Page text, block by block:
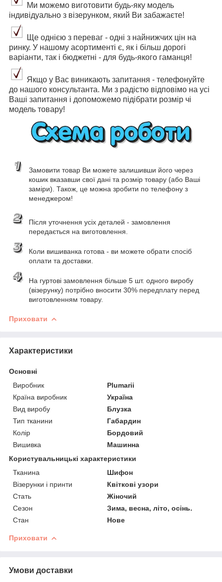
Ми можемо виготовити будь-яку модель
індивідуально з візерунком, який Ви забажаєте!
Ще однією з переваг - одні з найнижчих цін на
ринку. У нашому асортименті є, як і більш дорогі
варіанти, так і бюджетні - для будь-якого гаманця!
Якщо у Вас виникають запитання - телефонуйте
до нашого консультанта. Ми з радістю відповімо на усі
Ваші запитання і допоможемо підібрати розмір чі
модель товару!
Замовити товар Ви можете залишивши його через
кошик вказавши свої дані та розмір товару (або Ваші
заміри). Також, це можна зробити по телефону з
менеджером!
Після уточнення усіх деталей - замовлення
передається на виготовлення.
Коли вишиванка готова - ви можете обрати спосіб
оплати та доставки.
На гуртові замовлення більше 5 шт. одного виробу
(візерунку) потрібно вносити 30% передплату перед
виготовленням товару.
Приховати
Характеристики
Основні
Виробник
Plumarii
Країна виробник
Україна
Вид виробу
Блузка
Тип тканини
Габардин
Колір
Бордовий
Вишивка
Машинна
Користувальницькі характеристики
Тканина
Шифон
Візерунки і принти
Квіткові узори
Стать
Жіночий
Сезон
Зима, весна, літо, осінь.
Стан
Нове
Приховати
Умови доставки